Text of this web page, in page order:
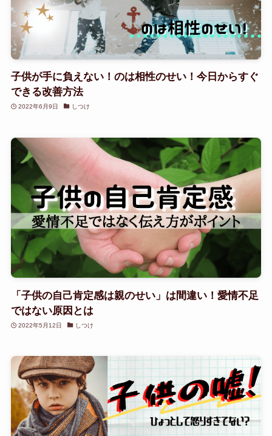
子供が手に負えない！のは相性のせい！今日からすぐ
できる改善方法
2022年6月9日 しつけ
「子供の自己肯定感は親のせい」は間違い！愛情不足
ではない原因とは
2022年5月12日 しつけ